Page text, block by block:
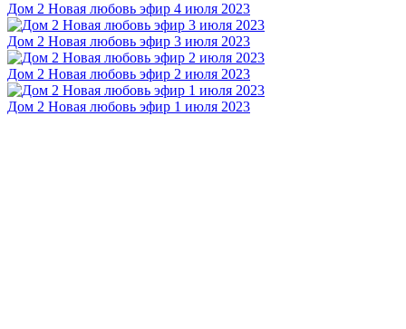
Дом 2 Новая любовь эфир 4 июля 2023
Дом 2 Новая любовь эфир 3 июля 2023
Дом 2 Новая любовь эфир 2 июля 2023
Дом 2 Новая любовь эфир 1 июля 2023